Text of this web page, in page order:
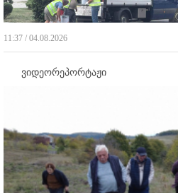
11:37 / 04.08.2026
ვიდეორეპორტაჟი